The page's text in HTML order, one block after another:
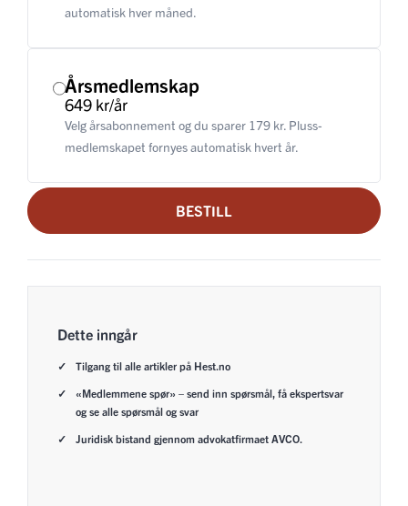
automatisk hver måned.
Årsmedlemskap
649 kr/år
Velg årsabonnement og du sparer 179 kr. Pluss-
medlemskapet fornyes automatisk hvert år.
BESTILL
Dette inngår
Tilgang til alle artikler på Hest.no
«Medlemmene spør» – send inn spørsmål, få ekspertsvar
og se alle spørsmål og svar
Juridisk bistand gjennom advokatfirmaet AVCO.